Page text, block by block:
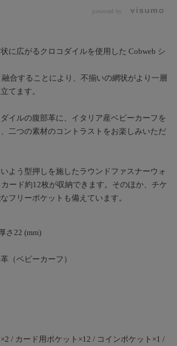
目
powered by
に広がるクロコダイルを使用した Cobweb シ
合することにより、不揃いの網状がより一層
てます。
イルの腹部革に、イタリア産ベビーカーフを
二つの素材のコントラストをお楽しみいただ
よう型押しを施したラウンドファスナーウォ
ード約12枚が収納できます。そのほか、チケ
フリーポケットも備えています。
さ22 (mm)
（ベビーカーフ）
/ カード用ポケット×12 / コインポケット×1 /